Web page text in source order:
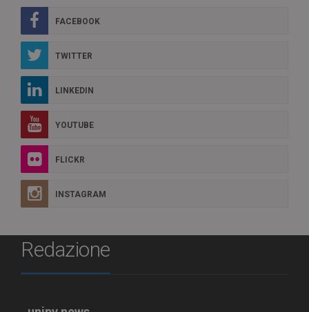
FACEBOOK
TWITTER
LINKEDIN
YOUTUBE
FLICKR
INSTAGRAM
Redazione